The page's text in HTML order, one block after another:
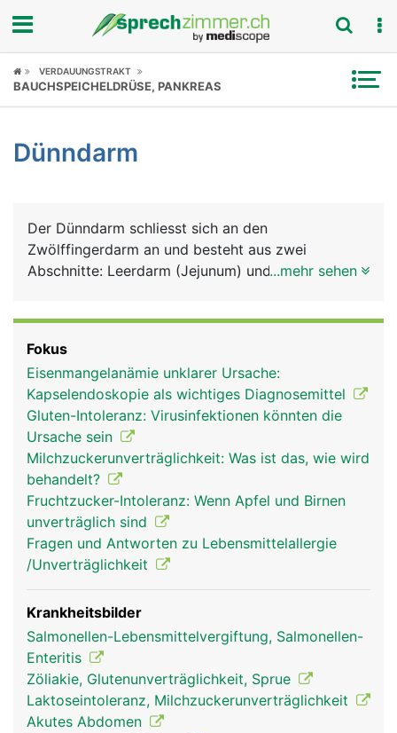
Fokus
Symptome
News
Rubriken
VERDAUUNGSTRAKT
BAUCHSPEICHELDRÜSE, PANKREAS
Dünndarm
Der Dünndarm schliesst sich an den
Zwölffingerdarm an und besteht aus zwei
Abschnitte: Leerdarm (Jejunum) und Krummdarm
ein. Im Dünndarm findet die eigentliche Verdauung
statt, das heisst, die Aufspaltung und Aufnahme
(Resorption) der Nährstoffe aus der Nahrung. Die
Innenseite des Dünndarms ist faltig und besitzt
unzählige kleine Ausstülpungen, die Darmzotten,
wodurch die Resorptionsfläche stark vergrössert
wird. Die Nährstoffe gelangen über die
Darmschleimhaut ins Blut und werden über die
Pfortader zur Leber transportiert.
...mehr sehen
Fokus
Eisenmangelanämie unklarer Ursache:
Kapselendoskopie als wichtiges Diagnosemittel
Gluten-Intoleranz: Virusinfektionen könnten die
Ursache sein
Milchzuckerunverträglichkeit: Was ist das, wie wird
behandelt?
Fruchtzucker-Intoleranz: Wenn Apfel und Birnen
unverträglich sind
Fragen und Antworten zu Lebensmittelallergie
/Unverträglichkeit
Krankheitsbilder
Salmonellen-Lebensmittelvergiftung, Salmonellen-
Enteritis
Zöliakie, Glutenunverträglichkeit, Sprue
Laktoseintoleranz, Milchzuckerunverträglichkeit
Akutes Abdomen